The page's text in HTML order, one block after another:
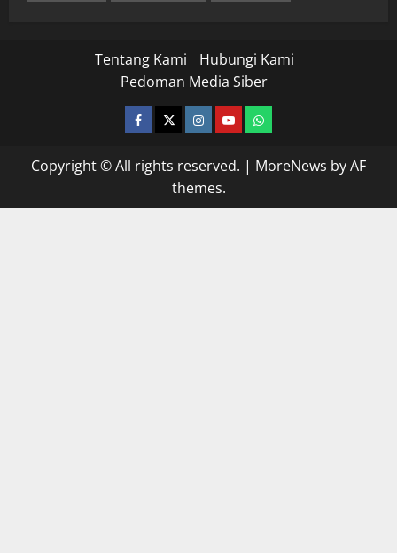
Tentang Kami
Hubungi Kami
Pedoman Media Siber
facebooktwitterinstagram.com
youtubewhatsapp
Copyright © All rights reserved. | MoreNews by AF
themes.